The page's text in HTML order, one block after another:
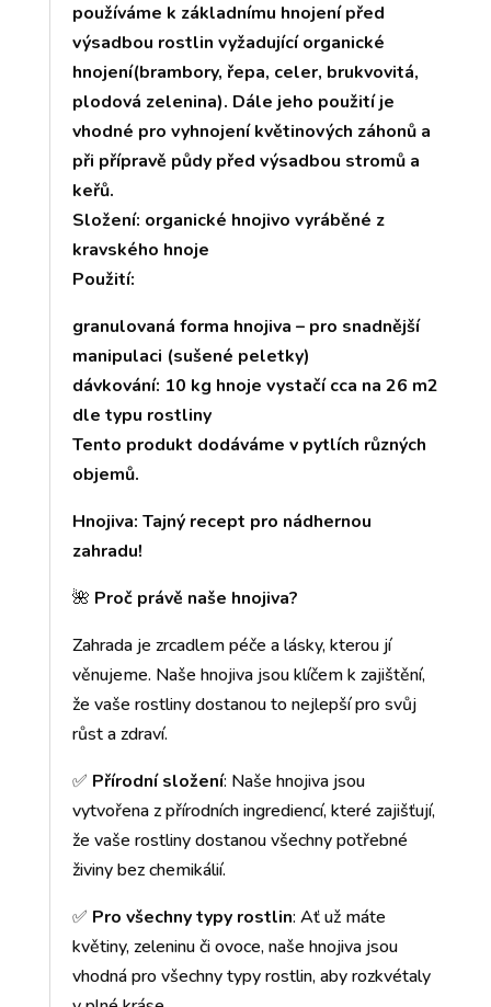
používáme k základnímu hnojení před
výsadbou rostlin vyžadující organické
hnojení(brambory, řepa, celer, brukvovitá,
plodová zelenina). Dále jeho použití je
vhodné pro vyhnojení květinových záhonů a
při přípravě půdy před výsadbou stromů a
keřů.
Složení: organické hnojivo vyráběné z
kravského hnoje
Použití:
granulovaná forma hnojiva – pro snadnější
manipulaci (sušené peletky)
dávkování: 10 kg hnoje vystačí cca na 26 m2
dle typu rostliny
Tento produkt dodáváme v pytlích různých
objemů.
Hnojiva: Tajný recept pro nádhernou
zahradu!
🌺 Proč právě naše hnojiva?
Zahrada je zrcadlem péče a lásky, kterou jí
věnujeme. Naše hnojiva jsou klíčem k zajištění,
že vaše rostliny dostanou to nejlepší pro svůj
růst a zdraví.
✅ Přírodní složení: Naše hnojiva jsou
vytvořena z přírodních ingrediencí, které zajišťují,
že vaše rostliny dostanou všechny potřebné
živiny bez chemikálií.
✅ Pro všechny typy rostlin: Ať už máte
květiny, zeleninu či ovoce, naše hnojiva jsou
vhodná pro všechny typy rostlin, aby rozkvétaly